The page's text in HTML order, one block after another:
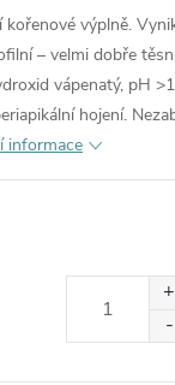
výplně.
– velmi dobře
vápenatý, pH
hojení.
informace